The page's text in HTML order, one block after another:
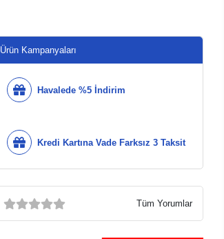
Ürün Kampanyaları
Havalede %5 İndirim
Kredi Kartına Vade Farksız 3 Taksit
Tüm Yorumlar